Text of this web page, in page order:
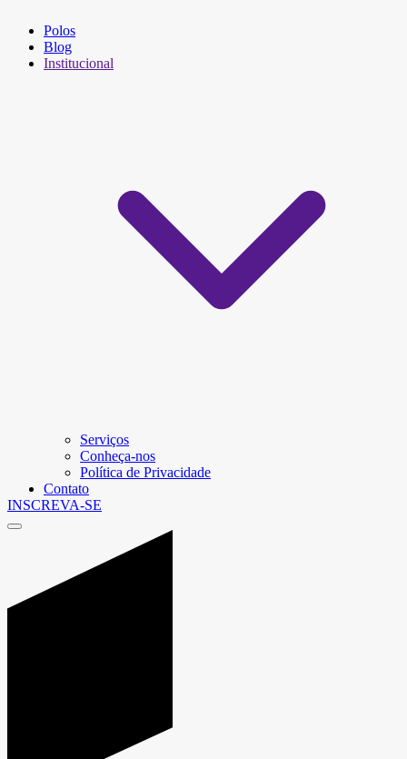
Polos
Blog
Institucional
Serviços
Conheça-nos
Política de Privacidade
Contato
INSCREVA-SE